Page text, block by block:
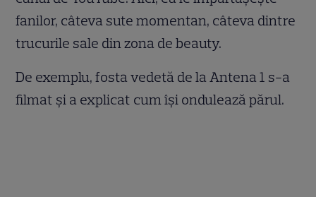
fanilor, câteva sute momentan, câteva dintre
trucurile sale din zona de beauty.
De exemplu, fosta vedetă de la Antena 1 s-a
filmat și a explicat cum își ondulează părul.